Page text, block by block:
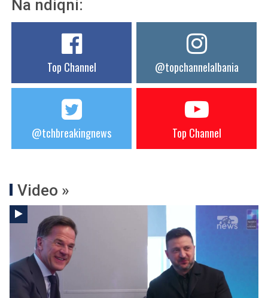
Na ndiqni:
Top Channel @topchannelalbania
@tchbreakingnews Top Channel
Video »